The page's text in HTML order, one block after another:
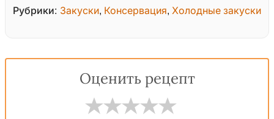
Рубрики: Закуски, Консервация, Холодные закуски
Оценить рецепт